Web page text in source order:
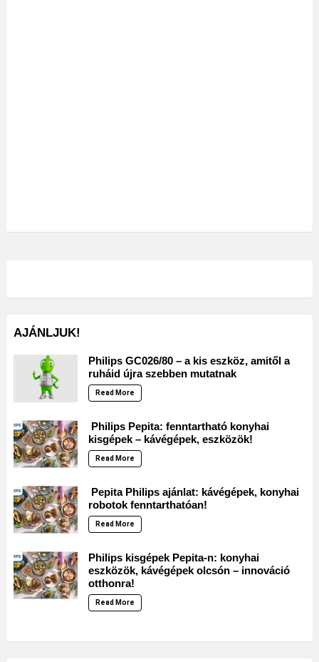
AJÁNLJUK!
Philips GC026/80 – a kis eszköz, amitől a
ruháid újra szebben mutatnak
Read More
Philips Pepita: fenntartható konyhai
kisgépek – kávégépek, eszközök!
Read More
Pepita Philips ajánlat: kávégépek, konyhai
robotok fenntarthatóan!
Read More
Philips kisgépek Pepita-n: konyhai
eszközök, kávégépek olcsón – innováció
otthonra!
Read More